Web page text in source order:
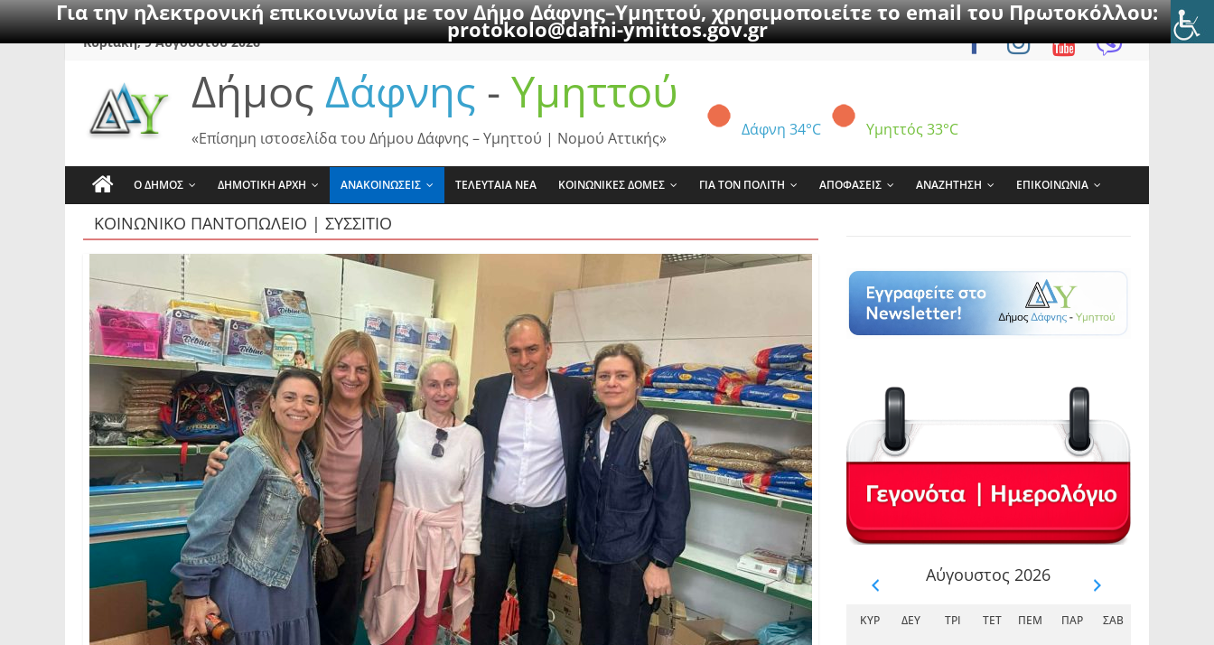
Για την ηλεκτρονική επικοινωνία με τον Δήμο Δάφνης–Υμηττού, χρησιμοποιείτε το email του Πρωτοκόλλου:
protokolo@dafni-ymittos.gov.gr
SkipΚυριακή, 9 Αυγούστου 2026
Δήμος Δάφνης - Υμηττού
Δάφνη 34°C Υμηττός 33°C
«Επίσημη ιστοσελίδα του Δήμου Δάφνης – Υμηττού | Νομού Αττικής»
Ο ΔΗΜΟΣ ΔΗΜΟΤΙΚΗ ΑΡΧΗ ΑΝΑΚΟΙΝΩΣΕΙΣ ΤΕΛΕΥΤΑΙΑ ΝΕΑ ΚΟΙΝΩΝΙΚΕΣ ΔΟΜΕΣ ΓΙΑ ΤΟΝ ΠΟΛΙΤΗ ΑΠΟΦΑΣΕΙΣ ΑΝΑΖΗΤΗΣΗ ΕΠΙΚΟΙΝΩΝΙΑ
ΚΟΙΝΩΝΙΚΟ ΠΑΝΤΟΠΩΛΕΙΟ | ΣΥΣΣΙΤΙΟ
Αύγουστος 2026
ΚΥΡ ΔΕΥ ΤΡΊ ΤΕΤ ΠΈΜ ΠΑΡ ΣΆΒ